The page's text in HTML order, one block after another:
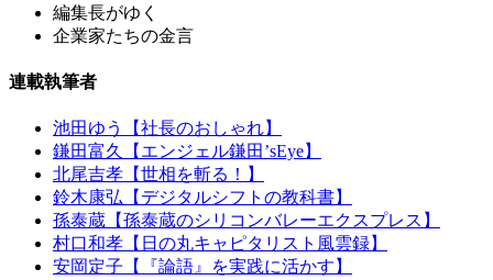
編集長がゆく
企業家たちの金言
連載執筆者
池田ゆう【社長のおしゃれ】
鎌田富久【エンジェル鎌田’sEye】
北尾吉孝【世相を斬る！】
鈴木康弘【デジタルシフトの教科書】
孫泰蔵【孫泰蔵のシリコンバレーエクスプレス】
村口和孝【日の丸キャピタリスト風雲録】
安岡定子【『論語』を実践に活かす】